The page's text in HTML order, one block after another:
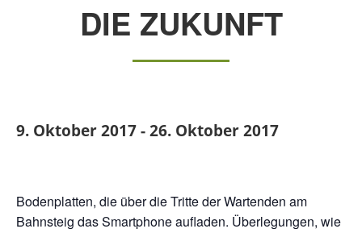
DIE ZUKUNFT
9. Oktober 2017 - 26. Oktober 2017
Bodenplatten, die über die Tritte der Wartenden am
Bahnsteig das Smartphone aufladen. Überlegungen, wie